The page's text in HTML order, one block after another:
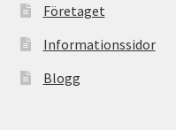
Företaget
Informationssidor
Blogg